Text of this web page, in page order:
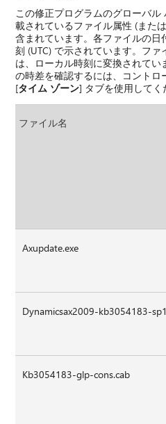
この修正プログラムのグローバ
載されているファイル属性 (また
含まれています。各ファイルの
刻 (UTC) で示されています。フ
は、ローカル時刻に変換されてい
の時差を確認するには、コントロ
[タイム ゾーン] タブを使用してく
ファイル名
Axupdate.exe
Dynamicsax2009-kb3054183-
Kb3054183-glp-cons.cab